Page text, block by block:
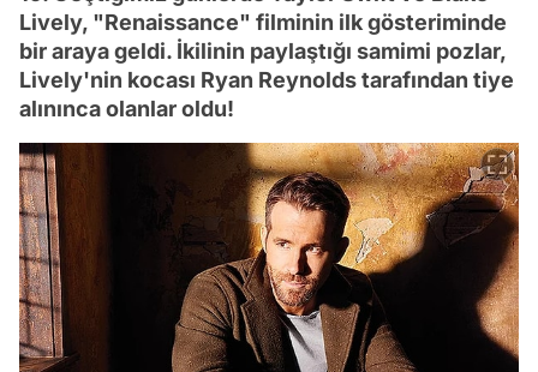
Lively, "Renaissance" filminin ilk gösteriminde
bir araya geldi. İkilinin paylaştığı samimi pozlar,
Lively'nin kocası Ryan Reynolds tarafından tiye
alınınca olanlar oldu!